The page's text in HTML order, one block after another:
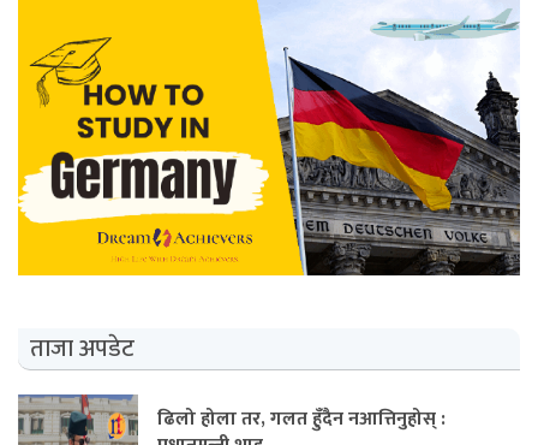
ताजा अपडेट
ढिलो होला तर, गलत हुँदैन नआत्तिनुहोस् :